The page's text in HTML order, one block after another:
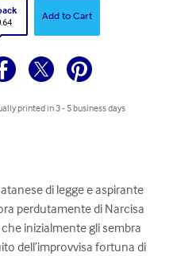
Add to Cart
printed in 3 - 5 business days
di legge e aspirante
perdutamente di Narcisa
inizialmente gli sembra
dell’improvvisa fortuna di